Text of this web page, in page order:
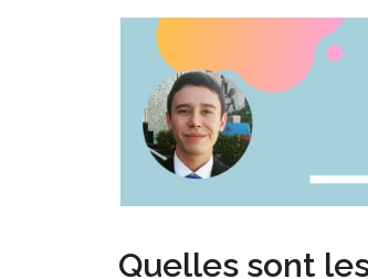
Quelles sont